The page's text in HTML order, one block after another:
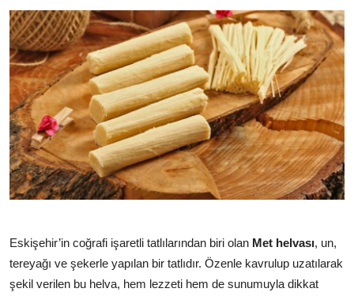
Eskişehir’in coğrafi işaretli tatlılarından biri olan Met helvası, un,
tereyağı ve şekerle yapılan bir tatlıdır. Özenle kavrulup uzatılarak
şekil verilen bu helva, hem lezzeti hem de sunumuyla dikkat